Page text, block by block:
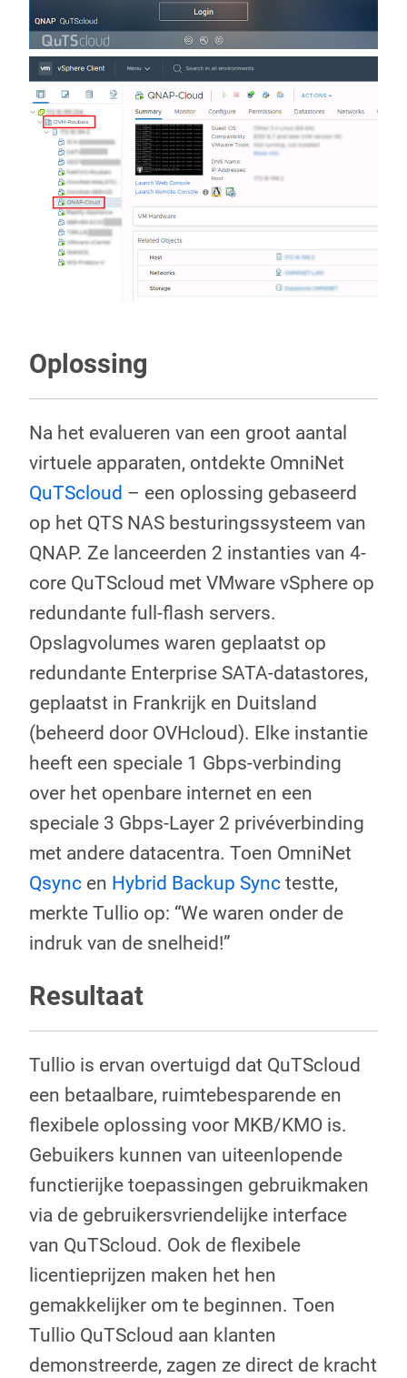
Oplossing
Na het evalueren van een groot aantal
virtuele apparaten, ontdekte OmniNet
QuTScloud – een oplossing gebaseerd
op het QTS NAS besturingssysteem van
QNAP. Ze lanceerden 2 instanties van 4-
core QuTScloud met VMware vSphere op
redundante full-flash servers.
Opslagvolumes waren geplaatst op
redundante Enterprise SATA-datastores,
geplaatst in Frankrijk en Duitsland
(beheerd door OVHcloud). Elke instantie
heeft een speciale 1 Gbps-verbinding
over het openbare internet en een
speciale 3 Gbps-Layer 2 privéverbinding
met andere datacentra. Toen OmniNet
Qsync en Hybrid Backup Sync testte,
merkte Tullio op: “We waren onder de
indruk van de snelheid!”
Resultaat
Tullio is ervan overtuigd dat QuTScloud
een betaalbare, ruimtebesparende en
flexibele oplossing voor MKB/KMO is.
Gebuikers kunnen van uiteenlopende
functierijke toepassingen gebruikmaken
via de gebruikersvriendelijke interface
van QuTScloud. Ook de flexibele
licentieprijzen maken het hen
gemakkelijker om te beginnen. Toen
Tullio QuTScloud aan klanten
demonstreerde, zagen ze direct de kracht